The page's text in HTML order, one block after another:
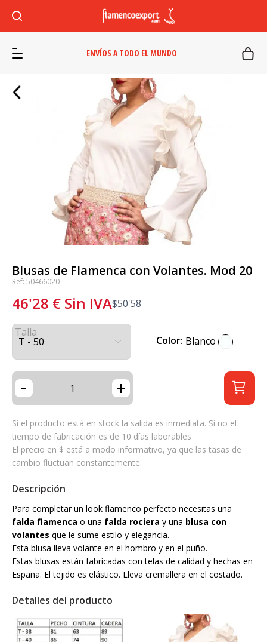
ENVÍOS A TODO EL MUNDO
Blusas de Flamenca con Volantes. Mod 20
Ref: 50466020
46'28 € Sin IVA$50'58
Talla
Color: Blanco
- +
Si el producto está en stock la salida es inmediata. Si no el
tiempo de fabricación es de 10 días laborables
El precio en $ está a modo informativo, ya que las tasas de
cambio fluctuan constantemente.
Descripción
Para completar un look flamenco perfecto necesitas una
falda flamenca o una falda rociera y una blusa con
volantes que le sume estilo y elegancia.
Esta blusa lleva volante en el hombro y en el puño.
Estas blusas están fabricadas con telas de calidad y hechas en
España. El tejido es elástico. Lleva cremallera en el costado.
Detalles del producto